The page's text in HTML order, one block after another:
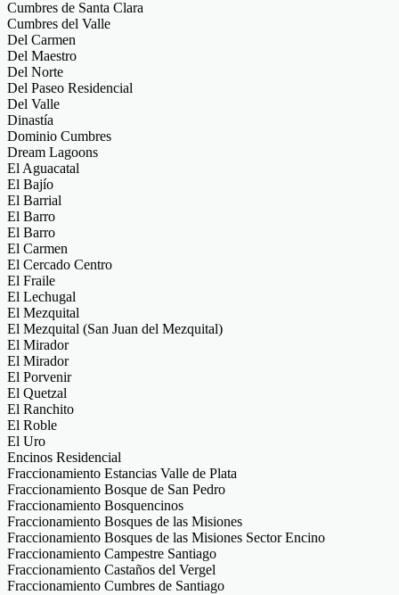
Cumbres de Santa Clara
Cumbres del Valle
Del Carmen
Del Maestro
Del Norte
Del Paseo Residencial
Del Valle
Dinastía
Dominio Cumbres
Dream Lagoons
El Aguacatal
El Bajío
El Barrial
El Barro
El Barro
El Carmen
El Cercado Centro
El Fraile
El Lechugal
El Mezquital
El Mezquital (San Juan del Mezquital)
El Mirador
El Mirador
El Porvenir
El Quetzal
El Ranchito
El Roble
El Uro
Encinos Residencial
Fraccionamiento Estancias Valle de Plata
Fraccionamiento Bosque de San Pedro
Fraccionamiento Bosquencinos
Fraccionamiento Bosques de las Misiones
Fraccionamiento Bosques de las Misiones Sector Encino
Fraccionamiento Campestre Santiago
Fraccionamiento Castaños del Vergel
Fraccionamiento Cumbres de Santiago